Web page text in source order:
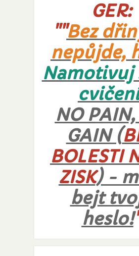
GER:
""Bez
nepůjde,
Namotivuj
cvičení
NO
GAIN (
BOLESTI
ZISK) -
bejt
heslo!